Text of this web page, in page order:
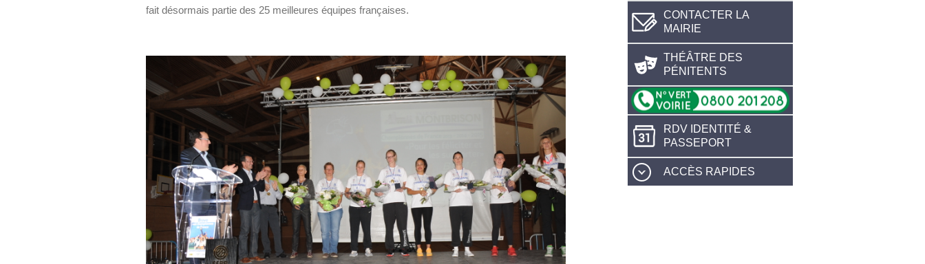
fait désormais partie des 25 meilleures équipes françaises.
CONTACTER LA
MAIRIE
THÉÂTRE DES
PÉNITENTS
RDV IDENTITÉ &
PASSEPORT
ACCÈS RAPIDES